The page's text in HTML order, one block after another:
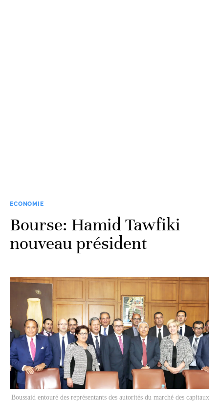
ECONOMIE
Bourse: Hamid Tawfiki
nouveau président
Boussaid entouré des représentants des autorités du marché des capitaux